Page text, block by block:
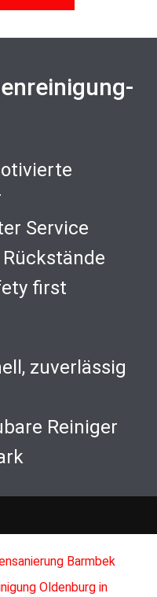
Service
first
zuverlässig
Reiniger
Barmbek
Oldenburg in